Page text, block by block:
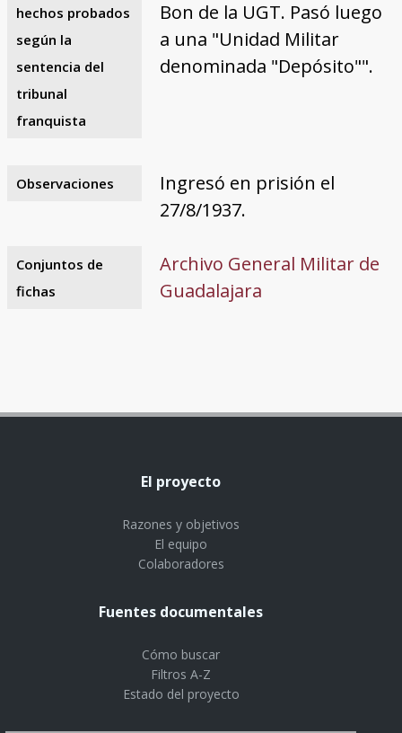
hechos probados
según la
sentencia del
tribunal
franquista
Bon de la UGT. Pasó luego
a una "Unidad Militar
denominada "Depósito"".
Observaciones
Ingresó en prisión el
27/8/1937.
Conjuntos de
fichas
Archivo General Militar de
Guadalajara
El proyecto
Razones y objetivos
El equipo
Colaboradores
Fuentes documentales
Cómo buscar
Filtros A-Z
Estado del proyecto